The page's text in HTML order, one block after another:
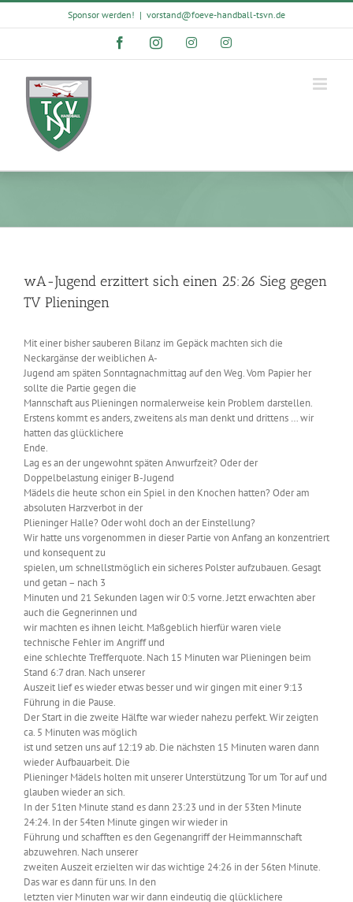
Skip
Sponsor werden! | vorstand@foeve-handball-tsvn.de
FacebookInstagramInstagramInstagram
wA-Jugend erzittert sich einen 25:26 Sieg gegen
TV Plieningen
Mit einer bisher sauberen Bilanz im Gepäck machten sich die
Neckargänse der weiblichen A-
Jugend am späten Sonntagnachmittag auf den Weg. Vom Papier her
sollte die Partie gegen die
Mannschaft aus Plieningen normalerweise kein Problem darstellen.
Erstens kommt es anders, zweitens als man denkt und drittens … wir
hatten das glücklichere
Ende.
Lag es an der ungewohnt späten Anwurfzeit? Oder der
Doppelbelastung einiger B-Jugend
Mädels die heute schon ein Spiel in den Knochen hatten? Oder am
absoluten Harzverbot in der
Plieninger Halle? Oder wohl doch an der Einstellung?
Wir hatte uns vorgenommen in dieser Partie von Anfang an konzentriert
und konsequent zu
spielen, um schnellstmöglich ein sicheres Polster aufzubauen. Gesagt
und getan – nach 3
Minuten und 21 Sekunden lagen wir 0:5 vorne. Jetzt erwachten aber
auch die Gegnerinnen und
wir machten es ihnen leicht. Maßgeblich hierfür waren viele
technische Fehler im Angriff und
eine schlechte Trefferquote. Nach 15 Minuten war Plieningen beim
Stand 6:7 dran. Nach unserer
Auszeit lief es wieder etwas besser und wir gingen mit einer 9:13
Führung in die Pause.
Der Start in die zweite Hälfte war wieder nahezu perfekt. Wir zeigten
ca. 5 Minuten was möglich
ist und setzen uns auf 12:19 ab. Die nächsten 15 Minuten waren dann
wieder Aufbauarbeit. Die
Plieninger Mädels holten mit unserer Unterstützung Tor um Tor auf und
glauben wieder an sich.
In der 51ten Minute stand es dann 23:23 und in der 53ten Minute
24:24. In der 54ten Minute gingen wir wieder in
Führung und schafften es den Gegenangriff der Heimmannschaft
abzuwehren. Nach unserer
zweiten Auszeit erzielten wir das wichtige 24:26 in der 56ten Minute.
Das war es dann für uns. In den
letzten vier Minuten war wir dann eindeutig die glücklichere